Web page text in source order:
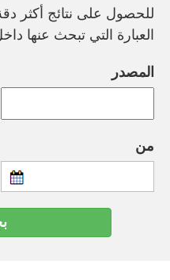
للحصول على نتائج أكثر
العبارة التي تبحث عنها
المصدر
من